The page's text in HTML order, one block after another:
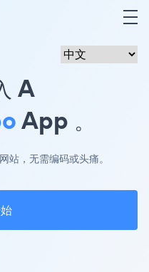
A
App 。
，无需编码或头痛。